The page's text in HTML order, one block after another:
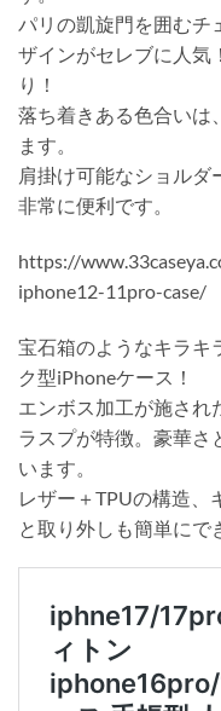
パリの凱旋門を囲むチ
ザインがセレブに人気
り！
落ち着きある色合いは
ます。
肩掛け可能なショル
非常に便利です。
https://
iphone12-11pro-case/
宝石箱のようなキラキ
ク型iPhoneケース！
エンボス加工が施され
ラスプが特徴。豪華さ
います。
レザー＋TPUの構造、
と取り外しも簡単にで